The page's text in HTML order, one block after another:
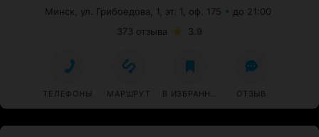
Минск, ул. Грибоедова, 1, эт. 1, оф. 175
до 21:00
373 отзыва
3.9
ТЕЛЕФОНЫ МАРШРУТ В ИЗБРАННОЕ ОТЗЫВ